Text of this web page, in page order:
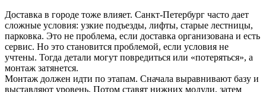
Доставка в городе тоже влияет. Санкт-Петербург часто дает
сложные условия: узкие подъезды, лифты, старые лестницы,
парковка. Это не проблема, если доставка организована и есть
сервис. Но это становится проблемой, если условия не
учтены. Тогда детали могут повредиться или «потеряться», а
монтаж затянется.
Монтаж должен идти по этапам. Сначала выравнивают базу и
выставляют уровень. Потом ставят нижних модули, затем